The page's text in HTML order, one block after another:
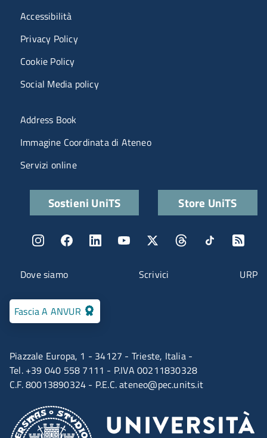
Piazzale Europa, 1 - 34127 - Trieste, Italia -
Tel. +39 040 558 7111 - P.IVA 00211830328
C.F. 80013890324 - P.E.C.ateneo@pec.units.it
Fascia A ANVUR
Menu contatti
Dove siamo Scrivici URP
Menù riferimenti
Accessibilità
Privacy Policy
Cookie Policy
Social Media policy
Menu portale
Address Book
Immagine Coordinata di Ateneo
Servizi online
Quick linksSostieni UniTS Store UniTS
Menu social